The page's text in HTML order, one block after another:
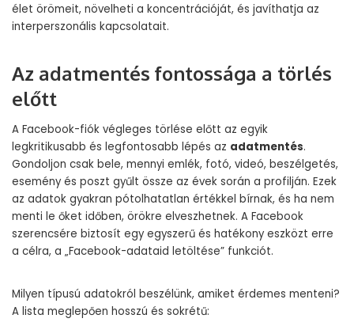
élet örömeit, növelheti a koncentrációját, és javíthatja az
interperszonális kapcsolatait.
Az adatmentés fontossága a törlés
előtt
A Facebook-fiók végleges törlése előtt az egyik
legkritikusabb és legfontosabb lépés az adatmentés.
Gondoljon csak bele, mennyi emlék, fotó, videó, beszélgetés,
esemény és poszt gyűlt össze az évek során a profilján. Ezek
az adatok gyakran pótolhatatlan értékkel bírnak, és ha nem
menti le őket időben, örökre elveszhetnek. A Facebook
szerencsére biztosít egy egyszerű és hatékony eszközt erre
a célra, a „Facebook-adataid letöltése” funkciót.
Milyen típusú adatokról beszélünk, amiket érdemes menteni?
A lista meglepően hosszú és sokrétű: